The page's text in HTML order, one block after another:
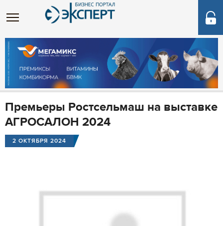
Премьеры Ростсельмаш на выставке
АГРОСАЛОН 2024
2 ОКТЯБРЯ 2024